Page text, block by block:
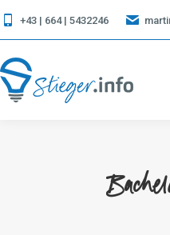
+43 | 664 | 5432246